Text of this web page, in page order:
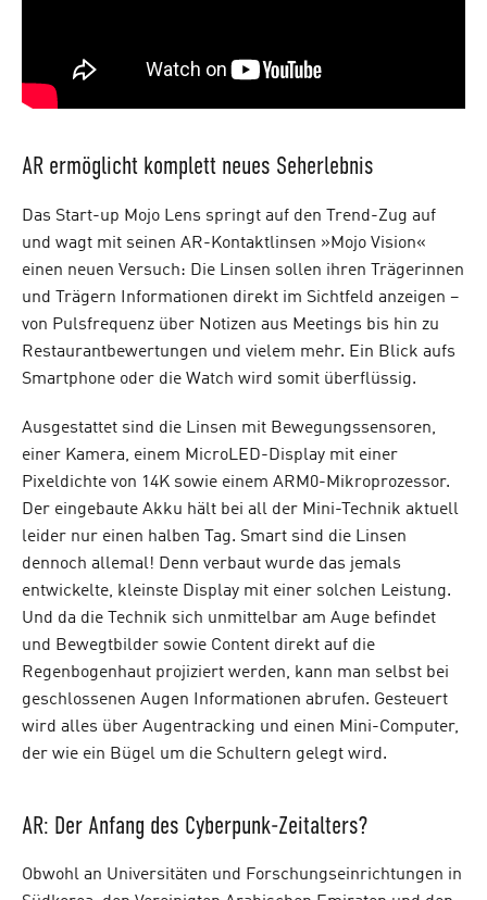
AR ermöglicht komplett neues Seherlebnis
Das Start-up Mojo Lens springt auf den Trend-Zug auf
und wagt mit seinen AR-Kontaktlinsen »Mojo Vision«
einen neuen Versuch: Die Linsen sollen ihren Trägerinnen
und Trägern Informationen direkt im Sichtfeld anzeigen –
von Pulsfrequenz über Notizen aus Meetings bis hin zu
Restaurantbewertungen und vielem mehr. Ein Blick aufs
Smartphone oder die Watch wird somit überflüssig.
Ausgestattet sind die Linsen mit Bewegungssensoren,
einer Kamera, einem MicroLED-Display mit einer
Pixeldichte von 14K sowie einem ARM0-Mikroprozessor.
Der eingebaute Akku hält bei all der Mini-Technik aktuell
leider nur einen halben Tag. Smart sind die Linsen
dennoch allemal! Denn verbaut wurde das jemals
entwickelte, kleinste Display mit einer solchen Leistung.
Und da die Technik sich unmittelbar am Auge befindet
und Bewegtbilder sowie Content direkt auf die
Regenbogenhaut projiziert werden, kann man selbst bei
geschlossenen Augen Informationen abrufen. Gesteuert
wird alles über Augentracking und einen Mini-Computer,
der wie ein Bügel um die Schultern gelegt wird.
AR: Der Anfang des Cyberpunk-Zeitalters?
Obwohl an Universitäten und Forschungseinrichtungen in